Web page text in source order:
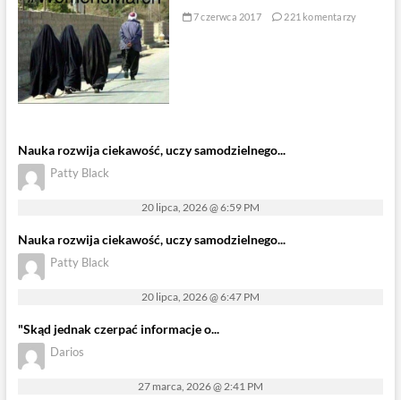
7 czerwca 2017 221 komentarzy
Nauka rozwija ciekawość, uczy samodzielnego...
Patty Black
20 lipca, 2026 @ 6:59 PM
Nauka rozwija ciekawość, uczy samodzielnego...
Patty Black
20 lipca, 2026 @ 6:47 PM
"Skąd jednak czerpać informacje o...
Darios
27 marca, 2026 @ 2:41 PM